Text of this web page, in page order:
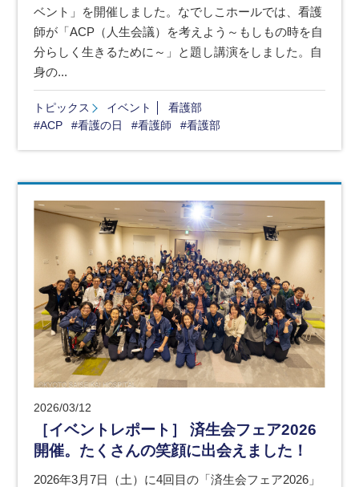
ベント」を開催しました。なでしこホールでは、看護
師が「ACP（人生会議）を考えよう～もしもの時を自
分らしく生きるために～」と題し講演をしました。自
身の...
トピックス イベント
看護部
#ACP
#看護の日 #看護師 #看護部
2026/03/12
［イベントレポート］ 済生会フェア2026
開催。たくさんの笑顔に出会えました！
2026年3月7日（土）に4回目の「済生会フェア2026」